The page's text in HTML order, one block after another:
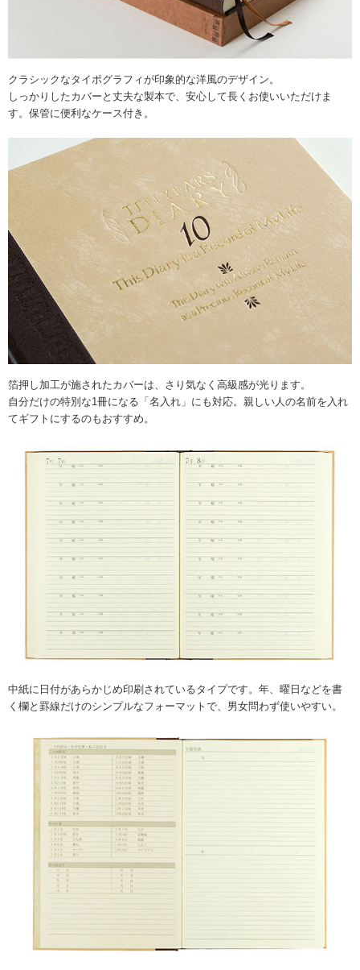
クラシックなタイポグラフィが印象的な洋風のデザイン。
しっかりしたカバーと丈夫な製本で、安心して長くお使いいただけま
す。保管に便利なケース付き。
箔押し加工が施されたカバーは、さり気なく高級感が光ります。
自分だけの特別な1冊になる「名入れ」にも対応。親しい人の名前を入れ
てギフトにするのもおすすめ。
中紙に日付があらかじめ印刷されているタイプです。年、曜日などを書
く欄と罫線だけのシンプルなフォーマットで、男女問わず使いやすい。